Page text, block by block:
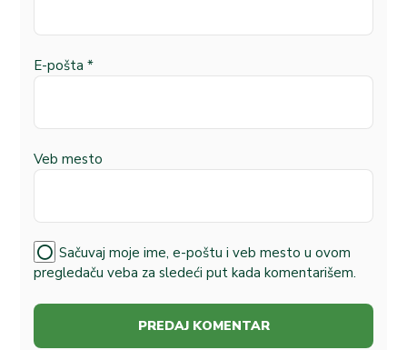
E-pošta *
Veb mesto
Sačuvaj moje ime, e-poštu i veb mesto u ovom
pregledaču veba za sledeći put kada komentarišem.